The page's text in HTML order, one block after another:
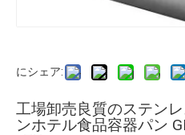
にシェア:
工場卸売良質のステン
ンホテル食品容器パン